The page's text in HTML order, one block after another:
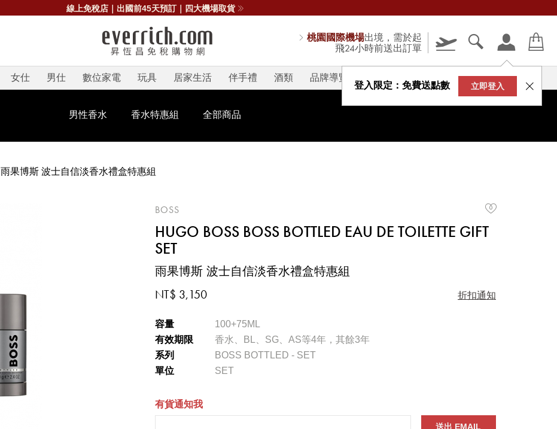
線上免稅店｜出國前45天預訂｜四大機場取貨
桃園國際機場出境，需於起
飛24小時前送出訂單
登入限定：免費送點數 立即登入
女仕 男仕 數位家電 玩具 居家生活 伴手禮 酒類 品牌導覽 V-STORY
男性香水 香水特惠組 全部商品
雨果博斯 波士自信淡香水禮盒特惠組
BOSS
HUGO BOSS BOSS BOTTLED EAU DE TOILETTE GIFT
SET
雨果博斯 波士自信淡香水禮盒特惠組
NT$ 3,150 折扣通知
容量
100+75ML
有效期限
香水、BL、SG、AS等4年，其餘3年
系列
BOSS BOTTLED - SET
單位
SET
有貨通知我